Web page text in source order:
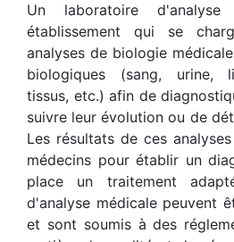
Un laboratoire
établissement qui se
analyses de biologie
biologiques (sang, urine,
tissus, etc.) afin de
suivre leur évolution ou de
Les résultats de ces
médecins pour établir un
place un traitement
d'analyse médicale peuvent
et sont soumis à des